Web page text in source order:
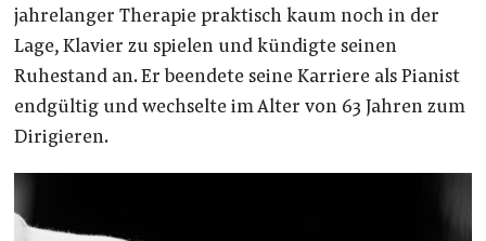
jahrelanger Therapie praktisch kaum noch in der
Lage, Klavier zu spielen und kündigte seinen
Ruhestand an. Er beendete seine Karriere als Pianist
endgültig und wechselte im Alter von 63 Jahren zum
Dirigieren.